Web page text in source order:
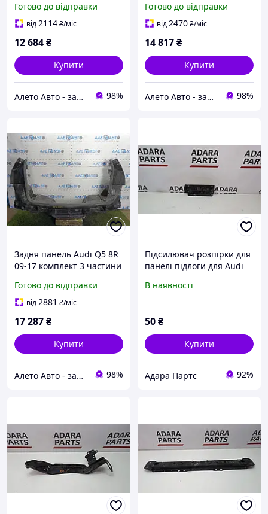
8W5813331TA
Готово до відправки
від2114₴/міс
12 684₴
Купити
Алето Авто - запчастини на авто зі США 98%
8W6813307A
Готово до відправки
від2470₴/міс
14 817₴
Купити
Алето Авто - запчастини на авто зі США 98%
Задня панель Audi Q5 8R
09-17 комплект 3 частини
тичка 8R0813303
Готово до відправки
від2881 ₴/міс
17 287₴
Купити
Алето Авто - запчастини на авто зі США 98%
Підсилювач розпірки для
панелі підлоги для Audi
(8W0803183A)
В наявності
50₴
Купити
Адара Партс 92%